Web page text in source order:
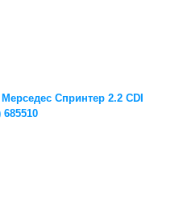
Спринтер 2.2 CDI
685510